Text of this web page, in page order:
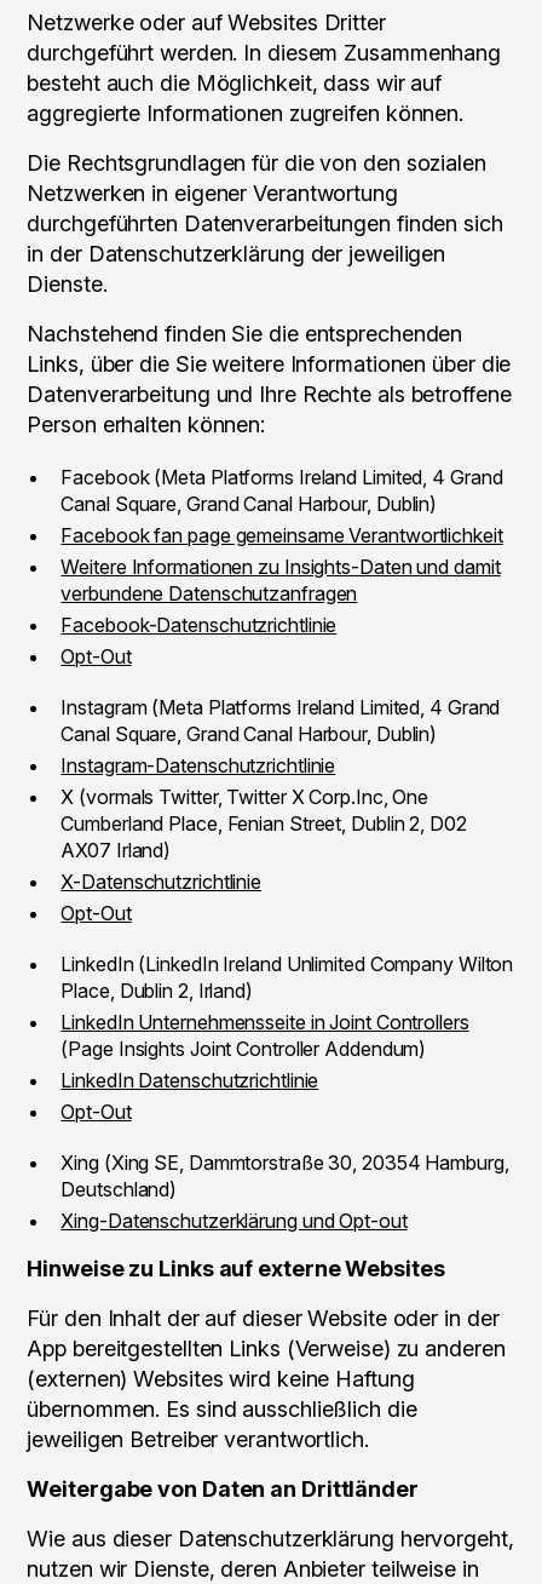
Netzwerke oder auf Websites Dritter
durchgeführt werden. In diesem Zusammenhang
besteht auch die Möglichkeit, dass wir auf
aggregierte Informationen zugreifen können.
Die Rechtsgrundlagen für die von den sozialen
Netzwerken in eigener Verantwortung
durchgeführten Datenverarbeitungen finden sich
in der Datenschutzerklärung der jeweiligen
Dienste.
Nachstehend finden Sie die entsprechenden
Links, über die Sie weitere Informationen über die
Datenverarbeitung und Ihre Rechte als betroffene
Person erhalten können:
Facebook (Meta Platforms Ireland Limited, 4 Grand
Canal Square, Grand Canal Harbour, Dublin)
Facebook fan page gemeinsame Verantwortlichkeit
Weitere Informationen zu Insights-Daten und damit
verbundene Datenschutzanfragen
Facebook-Datenschutzrichtlinie
Opt-Out
Instagram (Meta Platforms Ireland Limited, 4 Grand
Canal Square, Grand Canal Harbour, Dublin)
Instagram-Datenschutzrichtlinie
X (vormals Twitter, Twitter X Corp.Inc, One
Cumberland Place, Fenian Street, Dublin 2, D02
AX07 Irland)
X-Datenschutzrichtlinie
Opt-Out
LinkedIn (LinkedIn Ireland Unlimited Company Wilton
Place, Dublin 2, Irland)
LinkedIn Unternehmensseite in Joint Controllers
(Page Insights Joint Controller Addendum)
LinkedIn Datenschutzrichtlinie
Opt-Out
Xing (Xing SE, Dammtorstraße 30, 20354 Hamburg,
Deutschland)
Xing-Datenschutzerklärung und Opt-out
‍Hinweise zu Links auf externe Websites
Für den Inhalt der auf dieser Website oder in der
App bereitgestellten Links (Verweise) zu anderen
(externen) Websites wird keine Haftung
übernommen. Es sind ausschließlich die
jeweiligen Betreiber verantwortlich.
Weitergabe von Daten an Drittländer
Wie aus dieser Datenschutzerklärung hervorgeht,
nutzen wir Dienste, deren Anbieter teilweise in